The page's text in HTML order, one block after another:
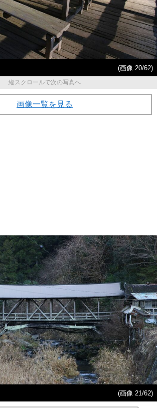
(画像 20/62)
縦スクロールで次の写真へ
画像一覧を見る
(画像 21/62)